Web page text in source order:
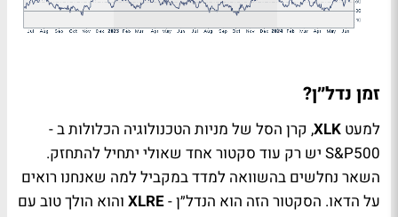
זמן נדל״ן?
למעט XLK, קרן הסל של מניות הטכנולוגיה הכלולות ב -
S&P500 יש רק עוד סקטור אחד שאולי יתחיל להתחזק.
השאר נחלשים בהשוואה למדד במקביל למה שאנחנו רואים
על הדאו. הסקטור הזה הוא הנדל״ן -XLRE והוא הולך טוב עם